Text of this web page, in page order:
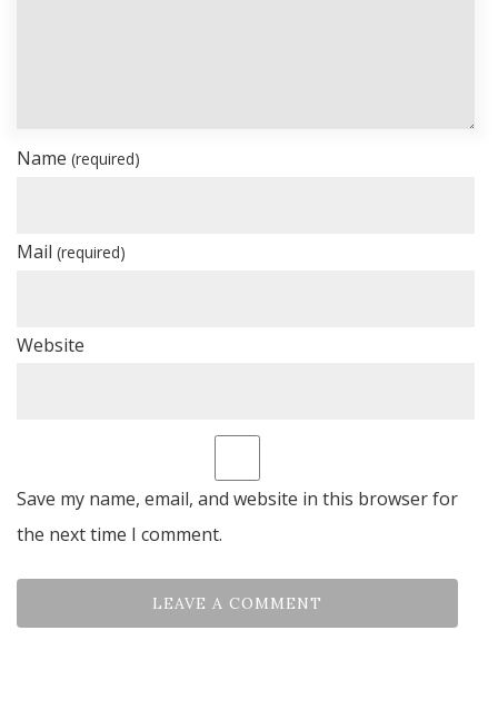
Name (required)
Mail (required)
Website
Save my name, email, and website in this browser for
the next time I comment.